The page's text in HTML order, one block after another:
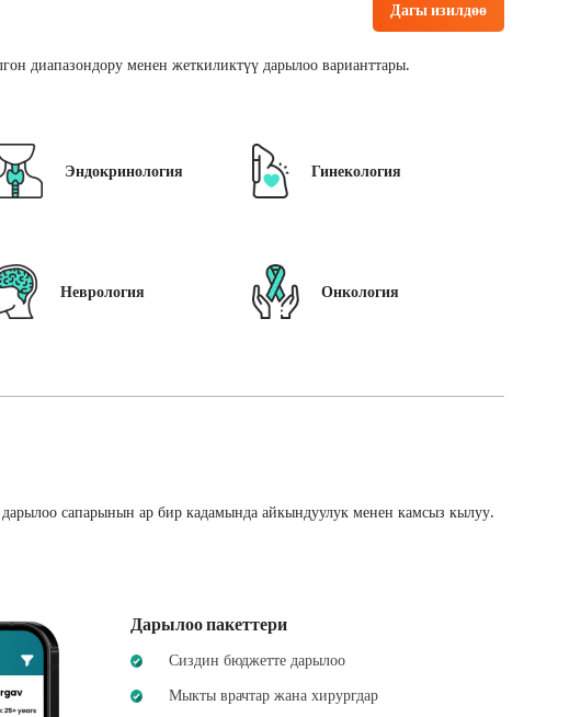
Дагы изилдөө
диапазондору менен жеткиликтүү дарылоо варианттары.
Эндокринология Гинекология
Неврология Онкология
сапарынын ар бир кадамында айкындуулук менен камсыз кылуу.
Дарылоо пакеттери
Сиздин бюджетте дарылоо
Мыкты врачтар жана хирургдар